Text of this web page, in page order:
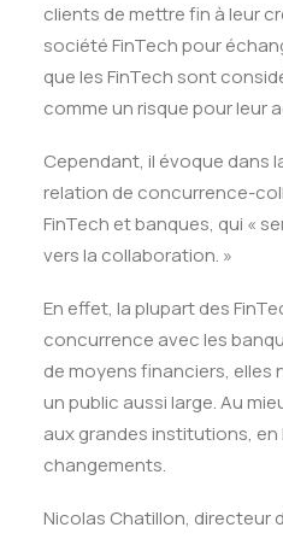
clients de mettre fin à leur
société FinTech pour
que les FinTech sont
comme un risque pour leur
Cependant, il évoque dans
relation de concurrence-
FinTech et banques, qui «
vers la collaboration. »
En effet, la plupart des
concurrence avec les
de moyens financiers, elles
un public aussi large. Au
aux grandes institutions,
changements.
Nicolas Chatillon, directeur